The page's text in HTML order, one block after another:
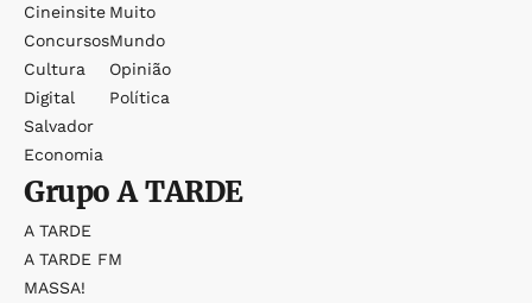
Cineinsite
Concursos
Cultura
Digital
Salvador
Economia
Muito
Mundo
Opinião
Política
GrupoA TARDE
A TARDE
A TARDE FM
MASSA!